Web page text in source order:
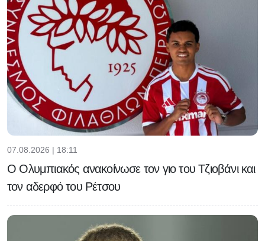
07.08.2026 | 18:11
Ο Ολυμπιακός ανακοίνωσε τον γιο του Τζιοβάνι και
τον αδερφό του Ρέτσου